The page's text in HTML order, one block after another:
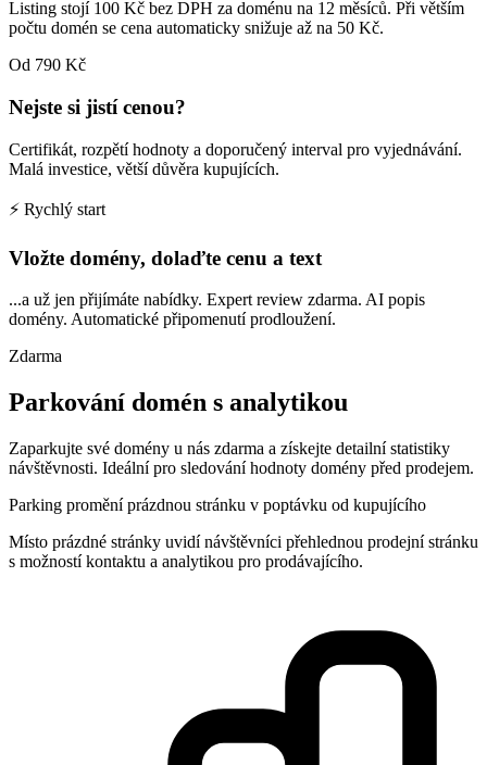
Listing stojí 100 Kč bez DPH za doménu na 12 měsíců. Při větším
počtu domén se cena automaticky snižuje až na 50 Kč.
Od 790 Kč
Nejste si jistí cenou?
Certifikát, rozpětí hodnoty a doporučený interval pro vyjednávání.
Malá investice, větší důvěra kupujících.
⚡ Rychlý start
Vložte domény, dolaďte cenu a text
...a už jen přijímáte nabídky. Expert review zdarma. AI popis
domény. Automatické připomenutí prodloužení.
Zdarma
Parkování domén s analytikou
Zaparkujte své domény u nás zdarma a získejte detailní statistiky
návštěvnosti. Ideální pro sledování hodnoty domény před prodejem.
Parking promění prázdnou stránku v poptávku od kupujícího
Místo prázdné stránky uvidí návštěvníci přehlednou prodejní stránku
s možností kontaktu a analytikou pro prodávajícího.